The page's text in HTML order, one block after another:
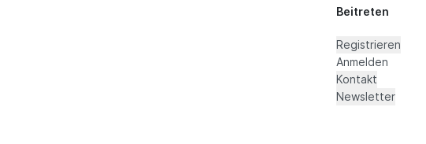
Beitreten
Registrieren
Anmelden
Kontakt
Newsletter